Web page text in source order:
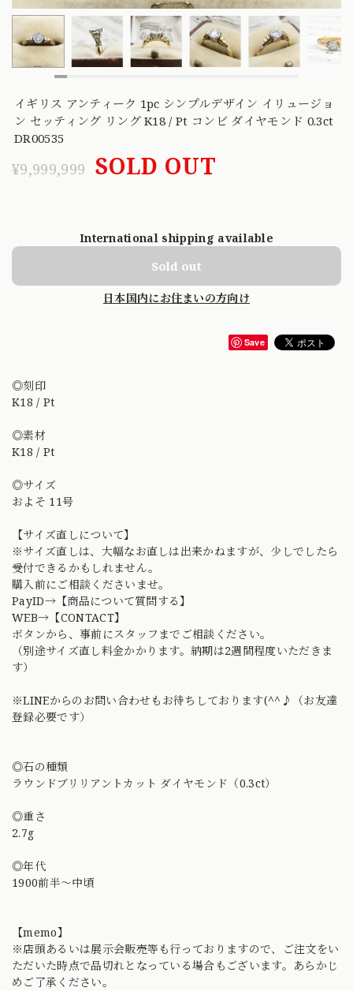
イギリス アンティーク 1pc シンプルデザイン イリュージョ
ン セッティング リング K18 / Pt コンビ ダイヤモンド 0.3ct
DR00535
¥9,999,999 SOLD OUT
International shipping available
Sold out
日本国内にお住まいの方向け
Save
◎刻印
K18 / Pt
◎素材
K18 / Pt
◎サイズ
およそ 11号
【サイズ直しについて】
※サイズ直しは、大幅なお直しは出来かねますが、少しでしたら
受付できるかもしれません。
購入前にご相談くださいませ。
PayID→【商品について質問する】
WEB→【CONTACT】
ボタンから、事前にスタッフまでご相談ください。
（別途サイズ直し料金かかります。納期は2週間程度いただきま
す）
※LINEからのお問い合わせもお待ちしております(^^♪（お友達
登録必要です）
◎石の種類
ラウンドブリリアントカット ダイヤモンド（0.3ct）
◎重さ
2.7g
◎年代
1900前半〜中頃
【memo】
※店頭あるいは展示会販売等も行っておりますので、ご注文をい
ただいた時点で品切れとなっている場合もございます。あらかじ
めご了承ください。